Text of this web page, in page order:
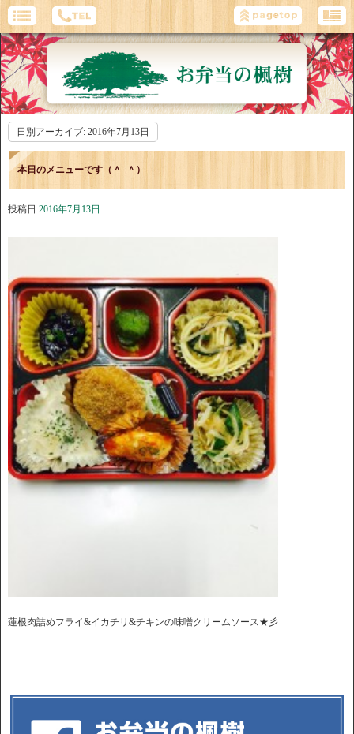
日別アーカイブ: 2016年7月13日
本日のメニューです（＾_＾）
投稿日 2016年7月13日
蓮根肉詰めフライ&イカチリ&チキンの味噌クリームソース★彡